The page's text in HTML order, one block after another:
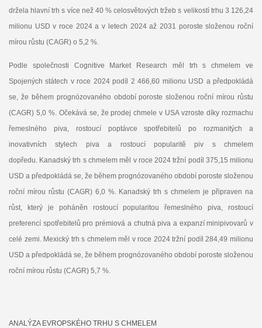
držela hlavní trh s více než 40 % celosvětových tržeb s velikostí trhu 3 126,24
milionu USD v roce 2024 a v letech 2024 až 2031 poroste složenou roční
mírou růstu (CAGR) o 5,2 %.
Podle společnosti Cognitive Market Research měl trh s chmelem ve
Spojených státech v roce 2024 podíl 2 466,60 milionu USD a předpokládá
se, že během prognózovaného období poroste složenou roční mírou růstu
(CAGR) 5,0 %. Očekává se, že prodej chmele v USA vzroste díky rozmachu
řemeslného piva, rostoucí poptávce spotřebitelů po rozmanitých a
inovativních stylech piva a rostoucí popularitě piv s chmelem
dopředu. Kanadský trh s chmelem měl v roce 2024 tržní podíl 375,15 milionu
USD a předpokládá se, že během prognózovaného období poroste složenou
roční mírou růstu (CAGR) 6,0 %. Kanadský trh s chmelem je připraven na
růst, který je poháněn rostoucí popularitou řemeslného piva, rostoucí
preferencí spotřebitelů pro prémiová a chutná piva a expanzí minipivovarů v
celé zemi. Mexický trh s chmelem měl v roce 2024 tržní podíl 284,49 milionu
USD a předpokládá se, že během prognózovaného období poroste složenou
roční mírou růstu (CAGR) 5,7 %.
ANALÝZA EVROPSKÉHO TRHU S CHMELEM